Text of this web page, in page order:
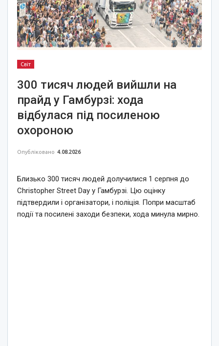
Світ
300 тисяч людей вийшли на
прайд у Гамбурзі: хода
відбулася під посиленою
охороною
Опубліковано 4.08.2026
Близько 300 тисяч людей долучилися 1 серпня до
Christopher Street Day у Гамбурзі. Цю оцінку
підтвердили і організатори, і поліція. Попри масштаб
події та посилені заходи безпеки, хода минула мирно.